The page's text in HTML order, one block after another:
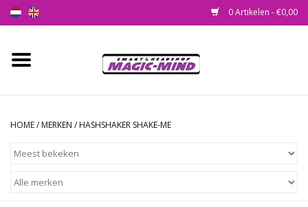
0 Artikelen - €0,00
Home
Headshop
HOME/ MERKEN / HASHSHAKER SHAKE-ME